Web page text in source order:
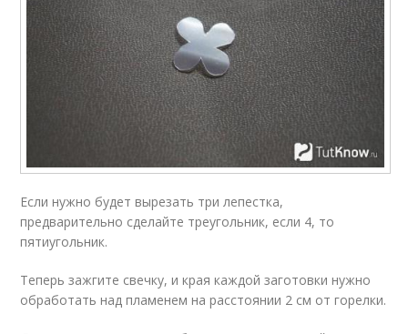
Если нужно будет вырезать три лепестка,
предварительно сделайте треугольник, если 4, то
пятиугольник.
Теперь зажгите свечку, и края каждой заготовки нужно
обработать над пламенем на расстоянии 2 см от горелки.